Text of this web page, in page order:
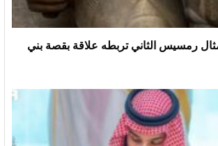
رمسيس الثاني تربطه علاقة بقصة بني